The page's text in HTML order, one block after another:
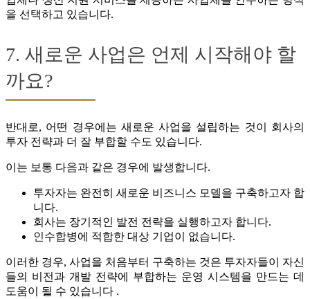
을 선택하고 있습니다.
7. 새로운 사업은 언제 시작해야 할
까요?
반대로, 어떤 경우에는 새로운 사업을 설립하는 것이 회사의
투자 전략과 더 잘 부합할 수도 있습니다.
이는 보통 다음과 같은 경우에 발생합니다.
투자자는 완전히 새로운 비즈니스 모델을 구축하고자 합
니다.
회사는 장기적인 발전 전략을 실행하고자 합니다.
인수합병에 적합한 대상 기업이 없습니다.
이러한 경우, 사업을 처음부터 구축하는 것은 투자자들이 자신
들의 비전과 개발 전략에 부합하는 운영 시스템을 만드는 데
도움이 될 수 있습니다 .